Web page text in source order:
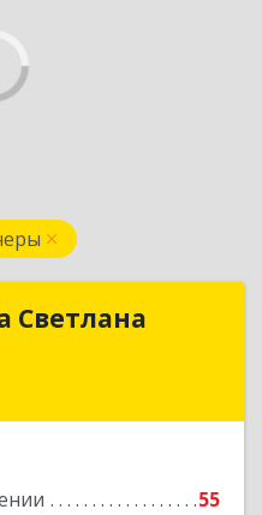
Светлана
55
Светлана
Подробнее